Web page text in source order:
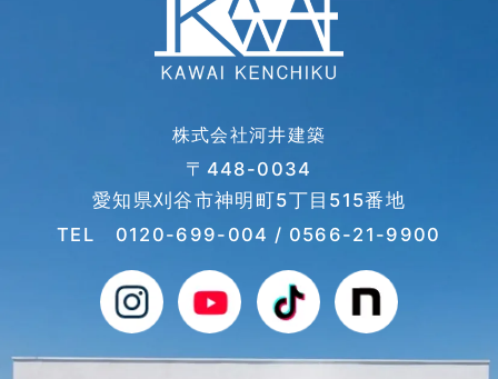
株式会社河井建築
〒448-0034
愛知県刈谷市神明町5丁目515番地
TEL 0120-699-004 / 0566-21-9900